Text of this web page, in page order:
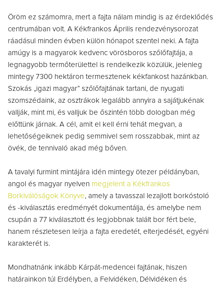
Öröm ez számomra, mert a fajta nálam mindig is az érdeklődés
centrumában volt. A Kékfrankos Április rendezvénysorozat
ráadásul minden évben külön hónapot szentel neki. A fajta
amúgy is a magyarok kedvenc vörösboros szőlőfajtája, a
legnagyobb termőterülettel is rendelkezik közülük, jelenleg
mintegy 7300 hektáron termesztenek kékfankost hazánkban.
Szokás „igazi magyar” szőlőfajtának tartani, de nyugati
szomszédaink, az osztrákok legalább annyira a sajátjukénak
vallják, mint mi, és valljuk be őszintén több dologban még
előttünk járnak. A cél, amit el kell érni tehát megvan, a
lehetőségeiknek pedig semmivel sem rosszabbak, mint az
övék, de tennivaló akad még bőven.
A tavalyi furmint mintájára idén mintegy ötezer példányban,
angol és magyar nyelven megjelent a Kékfrankos
Borkiválóságok Könyve, amely a tavasszal lezajlott borkóstoló
és -kiválasztás eredményét dokumentálja, és amelybe nem
csupán a 77 kiválasztott és legjobbnak talált bor fért bele,
hanem részletesen leírja a fajta eredetét, elterjedését, egyéni
karakterét is.
Mondhatnánk inkább Kárpát-medencei fajtának, hiszen
határainkon túl Erdélyben, a Felvidéken, Délvidéken és